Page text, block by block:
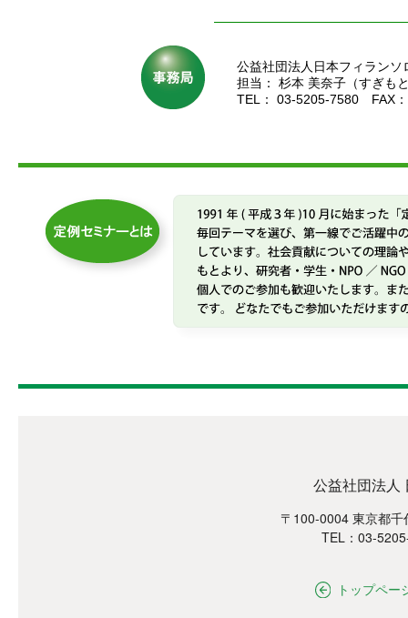
公益社団法人日本フィランソ
担当： 杉本 美奈子（すぎも
TEL： 03-5205-7580 FAX
公益社団法人
〒100-0004 東京都
TEL：03-
トップペー